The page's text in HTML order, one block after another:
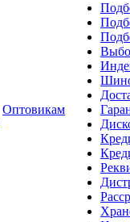
Оптовикам